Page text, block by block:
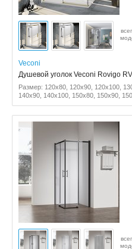
Veconi
Душевой уголок Veconi Rovigo
Размер: 120x80, 120x90, 120x100,
140x90, 140x100, 150x80, 150x90,